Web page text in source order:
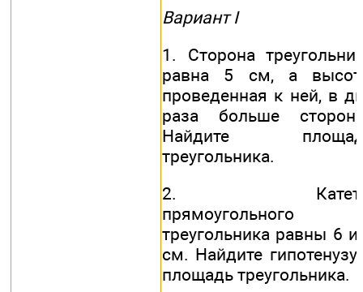
Вариант I
1. Сторона
равна 5 см, а
проведенная к ней, в
раза больше
Найдите
треугольника.
2.
прямоугольного
треугольника равны 6 и
см. Найдите гипотенузу
площадь треугольника.